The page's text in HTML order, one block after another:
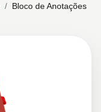
/ Bloco de Anotações